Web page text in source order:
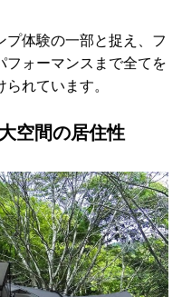
体験の一部と捉え、フ
フォーマンスまで全てを
れています。
空間の居住性